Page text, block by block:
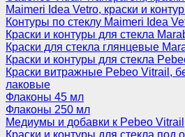
Maimeri Idea Vetro, краски и
Контуры по стеклу Maimeri Idea
Краски и контуры для стекла
Краски для стекла глянцевые
Краски и контуры для стекла
Краски витражные Pebeo Vitrail,
лаковые
Флаконы 45 мл
Флаконы 250 мл
Медиумы и добавки к Pebeo Vitrail
Краски и контуры для стекла под